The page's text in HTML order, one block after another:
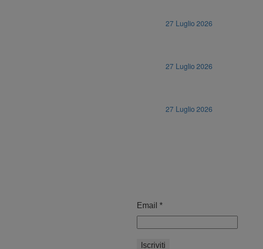
27 Luglio 2026
27 Luglio 2026
27 Luglio 2026
Email *